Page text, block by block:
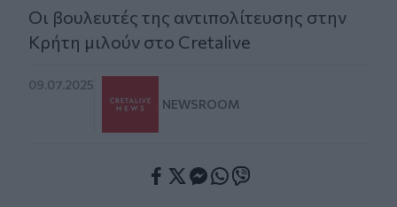
Οι βουλευτές της αντιπολίτευσης στην
Κρήτη μιλούν στο Cretalive
09.07.2025
NEWSROOM